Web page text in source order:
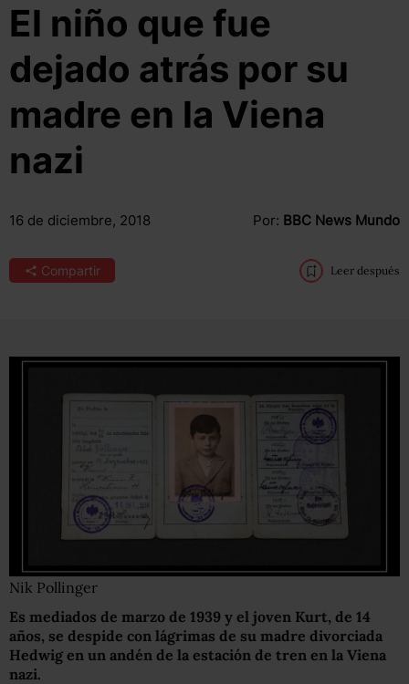
El niño que fue
dejado atrás por su
madre en la Viena
nazi
16 de diciembre, 2018 Por: BBC News Mundo
Compartir Leer después
Nik Pollinger
Es mediados de marzo de 1939 y el joven Kurt, de 14
años, se despide con lágrimas de su madre divorciada
Hedwig en un andén de la estación de tren en la Viena
nazi.